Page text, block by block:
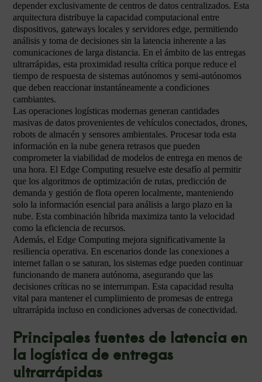
depender exclusivamente de centros de datos centralizados. Esta
arquitectura distribuye la capacidad computacional entre
dispositivos, gateways locales y servidores edge, permitiendo
análisis y toma de decisiones sin la latencia inherente a las
comunicaciones de larga distancia. En el ámbito de las entregas
ultrarrápidas, esta proximidad resulta crítica porque reduce el
tiempo de respuesta de sistemas autónomos y semi-autónomos
que deben reaccionar instantáneamente a condiciones
cambiantes.
Las operaciones logísticas modernas generan cantidades
masivas de datos provenientes de vehículos conectados, drones,
robots de almacén y sensores ambientales. Procesar toda esta
información en la nube genera retrasos que pueden
comprometer la viabilidad de modelos de entrega en menos de
una hora. El Edge Computing resuelve este desafío al permitir
que los algoritmos de optimización de rutas, predicción de
demanda y gestión de flota operen localmente, manteniendo
solo la información esencial para análisis a largo plazo en la
nube. Esta combinación híbrida maximiza tanto la velocidad
como la eficiencia de recursos.
Además, el Edge Computing mejora significativamente la
resiliencia operativa. En escenarios donde las conexiones a
internet fallan o se saturan, los sistemas edge pueden continuar
funcionando de manera autónoma, asegurando que las
decisiones críticas no se interrumpan. Esta capacidad resulta
vital para mantener el cumplimiento de promesas de entrega
ultrarrápida incluso en condiciones adversas de conectividad.
Principales fuentes de latencia en
la logística de entregas
ultrarrápidas